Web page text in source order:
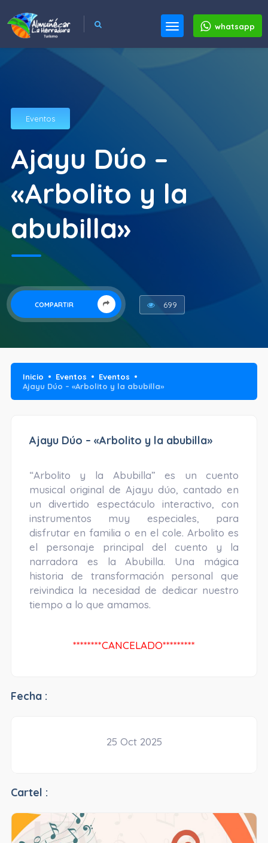
whatsapp
Eventos
Ajayu Dúo –
«Arbolito y la
abubilla»
COMPARTIR 699
Inicio Eventos
Eventos
Ajayu Dúo – «Arbolito y la abubilla»
Ajayu Dúo – «Arbolito y la abubilla»
“Arbolito y la Abubilla” es un cuento
musical original de Ajayu dúo, cantado en
un divertido espectáculo interactivo, con
instrumentos muy especiales, para
disfrutar en familia o en el cole. Arbolito es
el personaje principal del cuento y la
narradora es la Abubilla. Una mágica
historia de transformación personal que
reivindica la necesidad de dedicar nuestro
tiempo a lo que amamos.
********CANCELADO*********
Fecha :
25 Oct 2025
Cartel :